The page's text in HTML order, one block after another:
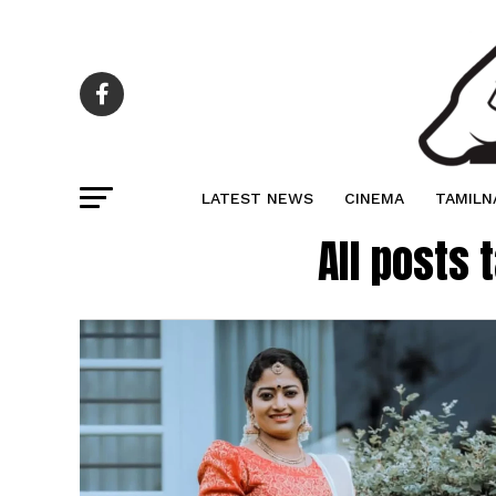
LATEST NEWS CINEMA
All